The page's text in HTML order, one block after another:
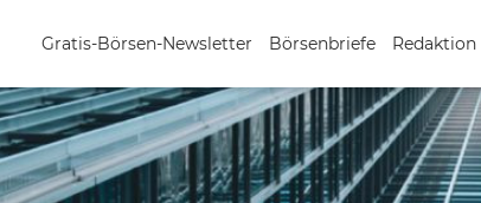
Gratis-Börsen-Newsletter Börsenbriefe Redaktion